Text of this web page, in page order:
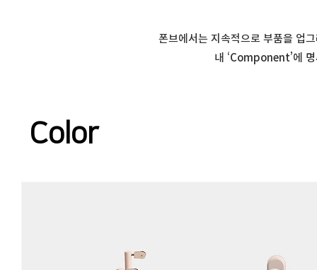
폰브에서는 지속적으로 부품을 업
내 ‘Component’에
Color